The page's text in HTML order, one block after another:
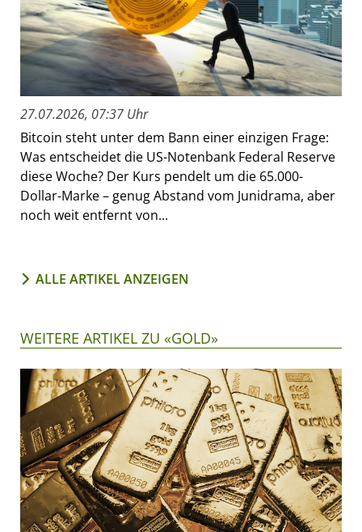
27.07.2026, 07:37 Uhr
Bitcoin steht unter dem Bann einer einzigen Frage:
Was entscheidet die US-Notenbank Federal Reserve
diese Woche? Der Kurs pendelt um die 65.000-
Dollar-Marke – genug Abstand vom Junidrama, aber
noch weit entfernt von...
ALLE ARTIKEL ANZEIGEN
WEITERE ARTIKEL ZU «GOLD»